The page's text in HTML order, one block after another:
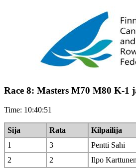
Race 8: Masters M70 M80 K-1
Time: 10:40:51
Sija Rata Kilpailija
1
3 Pentti Sahi
2
2 Ilpo Karttunen